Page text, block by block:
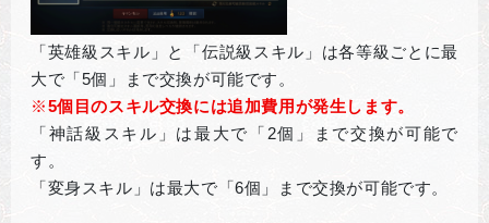
「英雄級スキル」と「伝説級スキル」は各等級ごとに最
大で「5個」まで交換が可能です。
※5個目のスキル交換には追加費用が発生します。
「神話級スキル」は最大で「2個」まで交換が可能で
す。
「変身スキル」は最大で「6個」まで交換が可能です。